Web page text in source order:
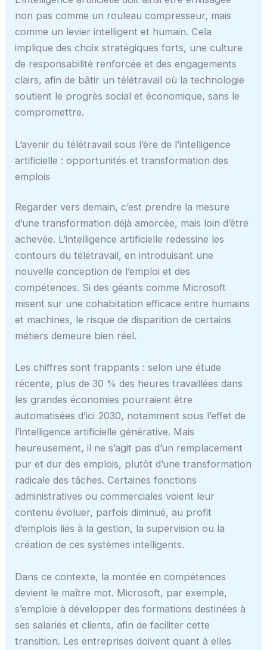
non pas comme un rouleau compresseur, mais
comme un levier intelligent et humain. Cela
implique des choix stratégiques forts, une culture
de responsabilité renforcée et des engagements
clairs, afin de bâtir un télétravail où la technologie
soutient le progrès social et économique, sans le
compromettre.
L’avenir du télétravail sous l’ère de l’intelligence
artificielle : opportunités et transformation des
emplois
Regarder vers demain, c’est prendre la mesure
d’une transformation déjà amorcée, mais loin d’être
achevée. L’intelligence artificielle redessine les
contours du télétravail, en introduisant une
nouvelle conception de l’emploi et des
compétences. Si des géants comme Microsoft
misent sur une cohabitation efficace entre humains
et machines, le risque de disparition de certains
métiers demeure bien réel.
Les chiffres sont frappants : selon une étude
récente, plus de 30 % des heures travaillées dans
les grandes économies pourraient être
automatisées d’ici 2030, notamment sous l’effet de
l’intelligence artificielle générative. Mais
heureusement, il ne s’agit pas d’un remplacement
pur et dur des emplois, plutôt d’une transformation
radicale des tâches. Certaines fonctions
administratives ou commerciales voient leur
contenu évoluer, parfois diminué, au profit
d’emplois liés à la gestion, la supervision ou la
création de ces systèmes intelligents.
Dans ce contexte, la montée en compétences
devient le maître mot. Microsoft, par exemple,
s’emploie à développer des formations destinées à
ses salariés et clients, afin de faciliter cette
transition. Les entreprises doivent quant à elles